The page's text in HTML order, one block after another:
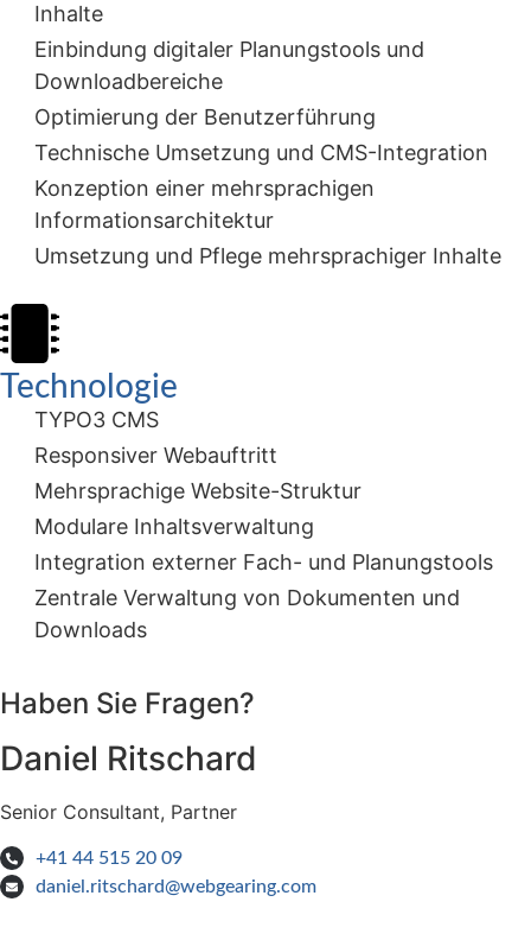
Inhalte
Einbindung digitaler Planungstools und
Downloadbereiche
Optimierung der Benutzerführung
Technische Umsetzung und CMS-Integration
Konzeption einer mehrsprachigen
Informationsarchitektur
Umsetzung und Pflege mehrsprachiger Inhalte
Technologie
TYPO3 CMS
Responsiver Webauftritt
Mehrsprachige Website-Struktur
Modulare Inhaltsverwaltung
Integration externer Fach- und Planungstools
Zentrale Verwaltung von Dokumenten und
Downloads
Haben Sie Fragen?
Daniel Ritschard
Senior Consultant, Partner
+41 44 515 20 09
daniel.ritschard@webgearing.com